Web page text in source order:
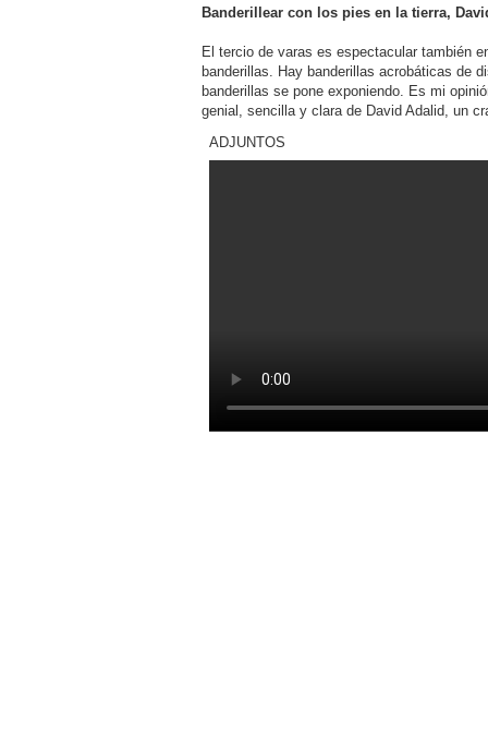
n
Banderillear con los pies en la tierra,
El tercio de varas es espectacular también
banderillas. Hay banderillas acrobáticas de
banderillas se pone exponiendo. Es mi
genial, sencilla y clara de David Adalid, un
ADJUNTOS